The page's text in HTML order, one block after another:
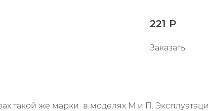
221 Р
Заказать
такой же марки в моделях М и П.